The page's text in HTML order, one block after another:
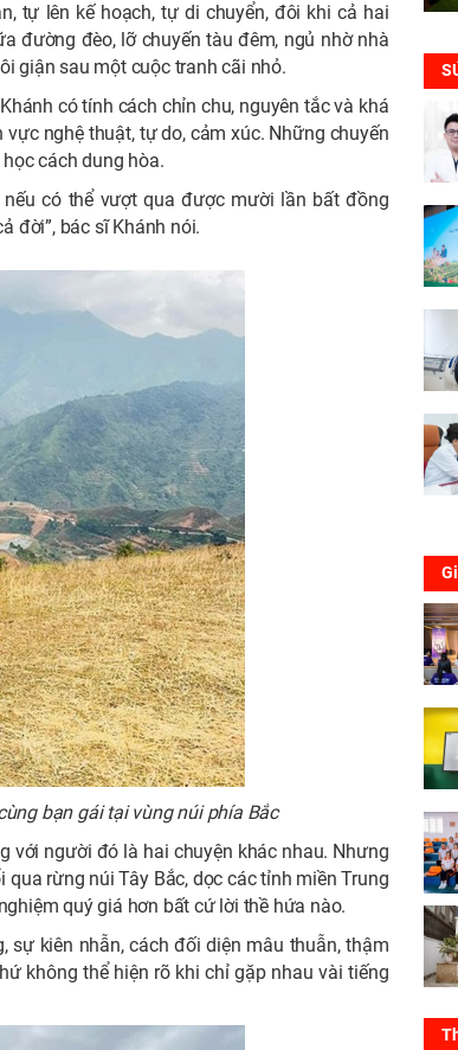
tự lên kế hoạch, tự di chuyển, đôi khi cả hai
đường đèo, lỡ chuyến tàu đêm, ngủ nhờ nhà
giận sau một cuộc tranh cãi nhỏ.
có tính cách chỉn chu, nguyên tắc và khá
nghệ thuật, tự do, cảm xúc. Những chuyến
cách dung hòa.
có thể vượt qua được mười lần bất đồng
đời”, bác sĩ Khánh nói.
bạn gái tại vùng núi phía Bắc
với người đó là hai chuyện khác nhau. Nhưng
rừng núi Tây Bắc, dọc các tỉnh miền Trung
quý giá hơn bất cứ lời thề hứa nào.
sự kiên nhẫn, cách đối diện mâu thuẫn, thậm
không thể hiện rõ khi chỉ gặp nhau vài tiếng